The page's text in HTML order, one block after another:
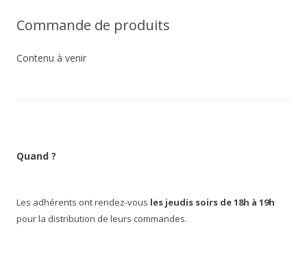
Commande de produits
Contenu à venir
Quand ?
Les adhérents ont rendez-vous les jeudis soirs de 18h à 19h
pour la distribution de leurs commandes.